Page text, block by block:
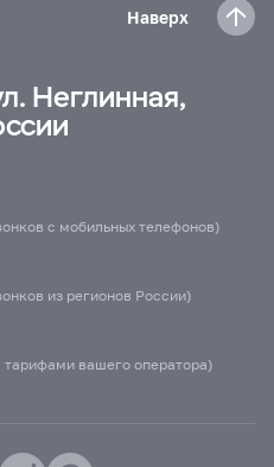
Наверх
Неглинная,
с мобильных телефонов)
из регионов России)
тарифами вашего оператора)